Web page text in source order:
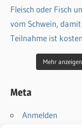
Mehr anzeigen
Meta
Anmelden